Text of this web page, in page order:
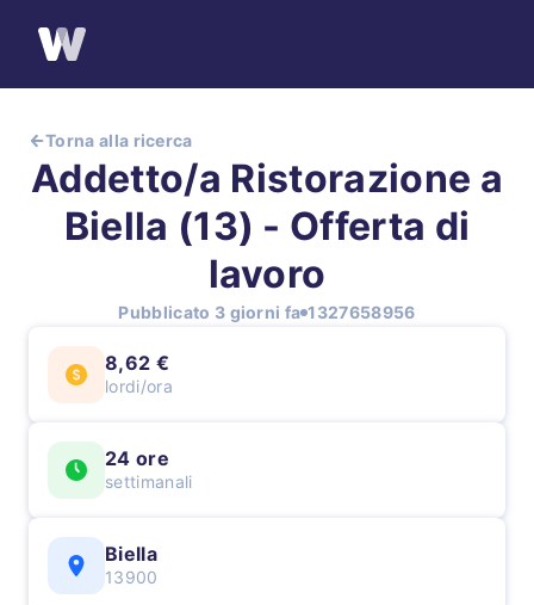
Torna alla ricerca
Addetto/a Ristorazione a
Biella (13) - Offerta di
lavoro
Pubblicato 3 giorni fa 1327658956
8,62 €
lordi/ora
24 ore
settimanali
Biella
13900